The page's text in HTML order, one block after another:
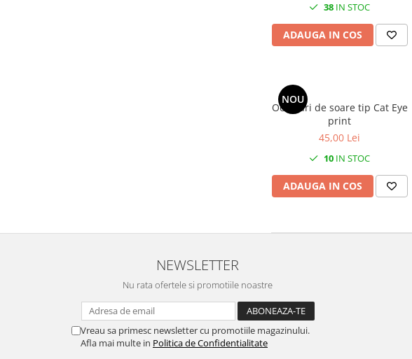
38 IN STOC
ADAUGA IN COS
NOU
Ochelari de soare tip Cat Eye
print
45,00 Lei
10 IN STOC
ADAUGA IN COS
NEWSLETTER
Nu rata ofertele si promotiile noastre
Vreau sa primesc newsletter cu promotiile magazinului.
Afla mai multe in Politica de Confidentialitate